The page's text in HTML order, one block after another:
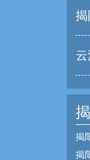
揭
揭
揭